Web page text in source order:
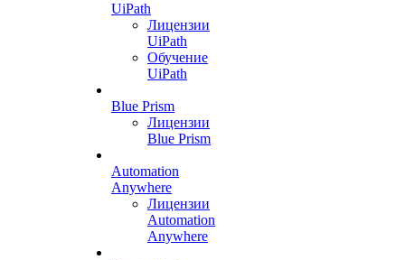
UiPath
Лицензии
UiPath
Обучение
UiPath
Blue Prism
Лицензии
Blue Prism
Automation
Anywhere
Лицензии
Automation
Anywhere